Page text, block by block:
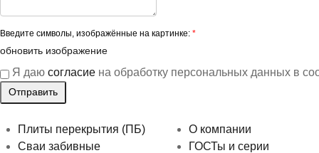
Введите символы, изображённые на картинке: *
обновить изображение
Я даю согласие на обработку персональных данных в
Плиты перекрытия (ПБ)
Сваи забивные
О компании
ГОСТы и серии